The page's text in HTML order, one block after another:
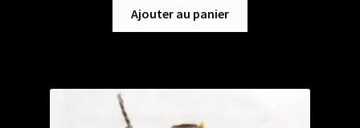
Ajouter au panier